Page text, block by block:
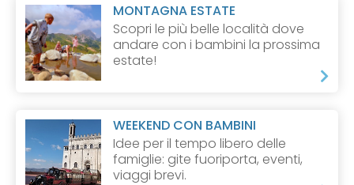
MONTAGNA ESTATE
Scopri le più belle località dove
andare con i bambini la prossima
estate!
WEEKEND CON BAMBINI
Idee per il tempo libero delle
famiglie: gite fuoriporta, eventi,
viaggi brevi.